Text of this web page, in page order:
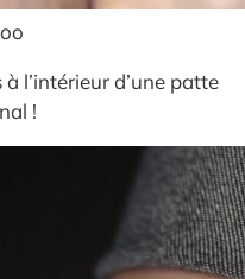
l’intérieur d’une patte
!